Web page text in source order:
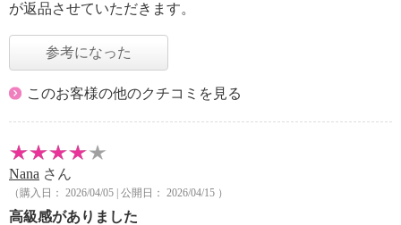
が返品させていただきます。
参考になった
このお客様の他のクチコミを見る
Nana さん
（購入日： 2026/04/05 | 公開日： 2026/04/15 ）
高級感がありました